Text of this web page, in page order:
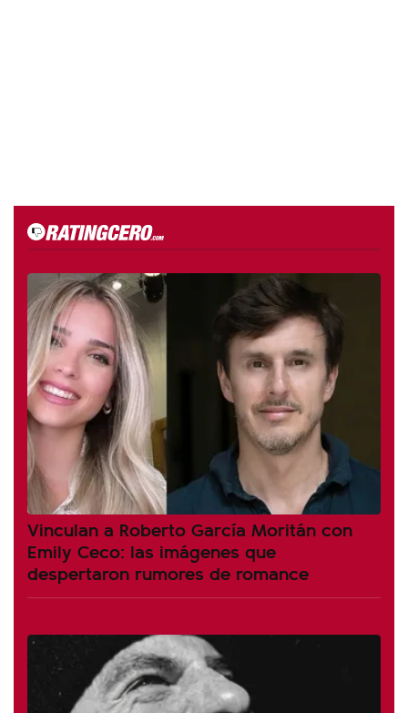
Vinculan a Roberto García Moritán con
Emily Ceco: las imágenes que
despertaron rumores de romance